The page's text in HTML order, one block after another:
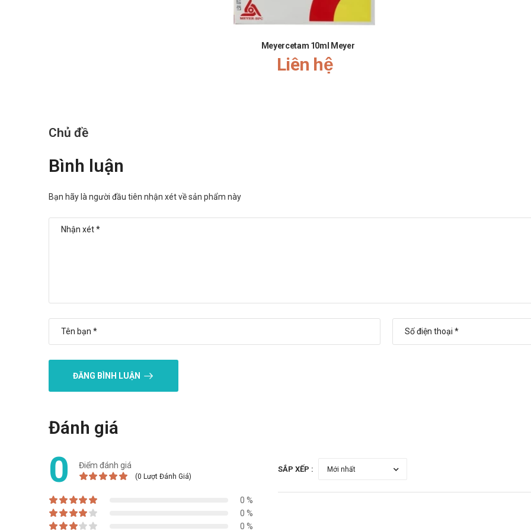
Dị ứng (mày đay, ngứa), nóng bừng, viêm lưỡi với cảm giác khô miệng
Báo ngay cho bác sĩ các phản ứng phụ gặp phải để có biện pháp xử trí kịp thời.
Tương tác có thể làm giảm hiệu quả của sản phẩm hoặc gia tăng nguy cơ mắc các tác dụng phụ. Vì vậy, bạn cần tham khảo ý
Xử trí khi quên liều và quá liều
Quên liều: Dùng liều đó ngay khi nhớ ra. Không dùng liều thứ hai để bù cho liều mà bạn có thể đã bỏ lỡ. Chỉ cần tiếp tục với liều
Hạn sử dụng
36 tháng
Quy cách đóng gói
Hộp 1 vỉ x 10 viên
Nhà sản xuất
Sản phẩm tương tự
Carsakid
Uranus Syrups 120ml
"Cám ơn quý khách hàng đã tin dùng sản phẩm và dịch vụ tại Sàn thuốc. Chúng tôi cam kết cung cấp các sản phẩm chính hãng,
năng lượng và vui vẻ!"
Meyercetam 10ml Meyer
Liên hệ
Chủ đề
Bình luận
Bạn hãy là người đầu tiên nhận xét về sản phẩm này
ĐĂNG BÌNH LUẬN
Đánh giá
0 Điểm đánh giá
(0 Lượt Đánh Giá)
0 %
0 %
0 %
SẮP XẾP :